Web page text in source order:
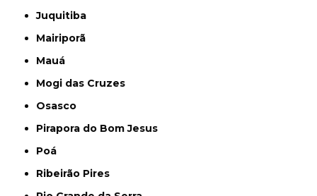
Juquitiba
Mairiporã
Mauá
Mogi das Cruzes
Osasco
Pirapora do Bom Jesus
Poá
Ribeirão Pires